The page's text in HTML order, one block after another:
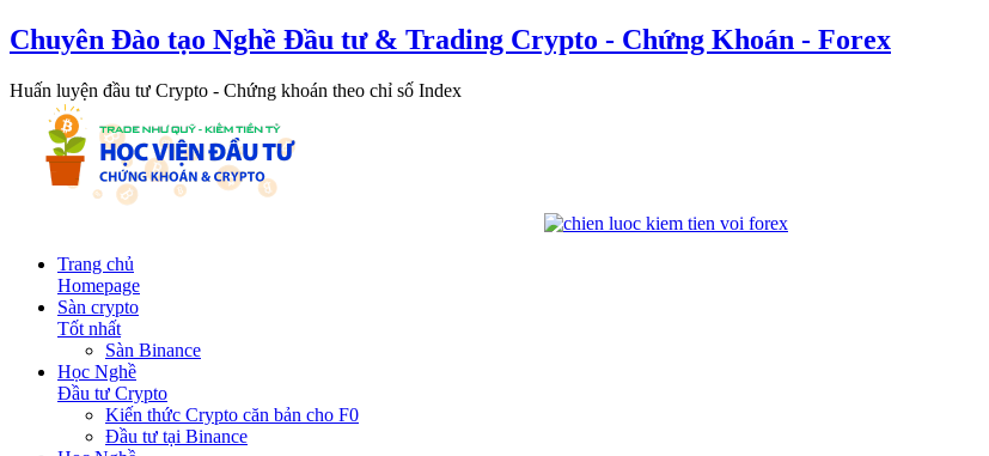
Chuyên Đào tạo Nghề Đầu tư & Trading Crypto - Chứng Khoán - Forex
Huấn luyện đầu tư Crypto - Chứng khoán theo chỉ số Index
Trang chủ
Homepage
Sàn crypto
Tốt nhất
Sàn Binance
Học Nghề
Đầu tư Crypto
Kiến thức Crypto căn bản cho F0
Đầu tư tại Binance